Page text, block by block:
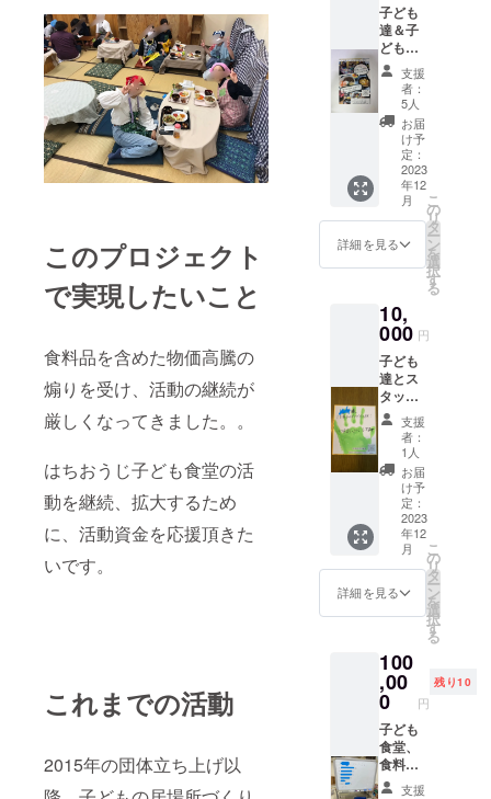
このプロジェクト
で実現したいこと
食料品を含めた物価高騰の
煽りを受け、活動の継続が
厳しくなってきました。。
はちおうじ子ども食堂の活
動を継続、拡大するため
に、活動資金を応援頂きた
いです。
これまでの活動
2015年の団体立ち上げ以
子ども
達＆子
ども食
堂ス
タッフ
一同よ
り、心
を込め
た「手
書き御
礼メッ
セージ
カー
ド」 ＊
写真は
一例で
支援
者：
5人
お届
け予
定：
2023
年12
月
詳細を見る
こ
の
リ
タ
ー
ン
を
選
択
す
る
10,
000 円
子ども
達とス
タッフ
一同で
心を込
めて作
らせて
いただ
く、御
礼色紙
をお送
りいた
しま
す！ ＊
写真は
一例で
支援
者：
1人
お届
け予
定：
2023
年12
月
詳細を見る
こ
の
リ
タ
ー
ン
を
選
択
す
る
100
,00
0 円
残り10
子ども
食堂、
食料配
布の活
支援